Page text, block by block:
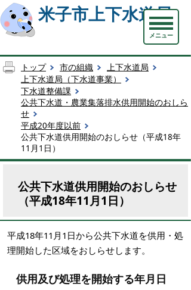
米子市上下水道局
メニュー
トップ 市の組織
上下水道局
上下水道局（下水道事業）
下水道整備課
公共下水道・農業集落排水供用開始のおしら
せ
平成20年度以前
公共下水道供用開始のおしらせ（平成18年
11月1日）
公共下水道供用開始のおしらせ
（平成18年11月1日）
平成18年11月1日から公共下水道を供用・処
理開始した区域をおしらせします。
供用及び処理を開始する年月日